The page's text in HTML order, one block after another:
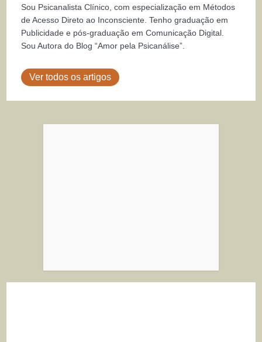
Sou Psicanalista Clínico, com especialização em Métodos
de Acesso Direto ao Inconsciente. Tenho graduação em
Publicidade e pós-graduação em Comunicação Digital.
Sou Autora do Blog “Amor pela Psicanálise”.
Ver todos os artigos